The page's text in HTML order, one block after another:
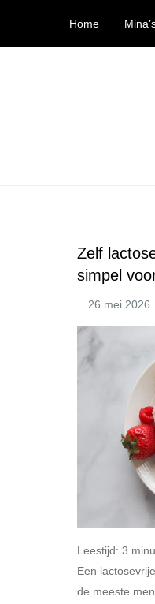
de
Home
Zelf
simpel
Leestijd: 3
Een
de meeste